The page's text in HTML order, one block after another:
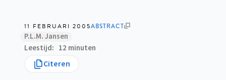
11 FEBRUARI 2005ABSTRACT
P.L.M. Jansen
Leestijd
12 minuten
Citeren